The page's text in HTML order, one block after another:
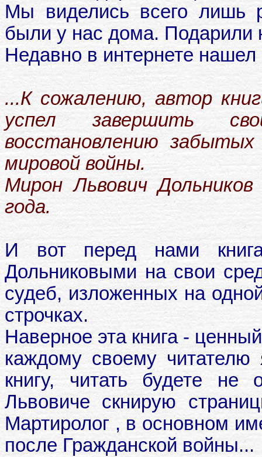
Мы виделись всего лишь
были у нас дома. Подарили
Недавно в интернете
...К сожалению, автор
успел завершить
восстановлению
мировой войны.
Мирон Львович
года.
И вот перед нами
Дольниковыми на свои
судеб, изложенных на
строчках.
Наверное эта книга -
каждому своему читателю
книгу, читать будете
Львовиче скнирую
Мартиролог , в основном
после Гражданской войны...